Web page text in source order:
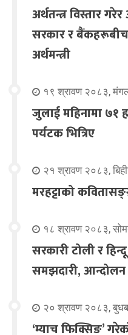
अर्थतन्त्र विस्तार
सरकार र बैंकहरूबीच
अर्थमन्त्री
१९ श्रावण २०८३,
जुलाई महिनामा ७१
पर्यटक भित्रिए
२१ श्रावण २०८३,
मरहट्टाको
१८ श्रावण २०८३,
सरकारी टोली र
समझदारी, आन्दोलन
२० श्रावण २०८३,
‘म्याच फिक्सिङ’